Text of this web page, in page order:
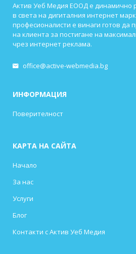
Актив Уеб Медия ЕООД е динамично
в света на дигиталния интернет
професионалисти е винаги готов да
на клиента за постигане на
чрез интернет реклама.
office@active-webmedia.bg
ИНФОРМАЦИЯ
Поверителност
КАРТА НА САЙТА
Начало
За нас
Услуги
Блог
Контакти с Актив Уеб Медия